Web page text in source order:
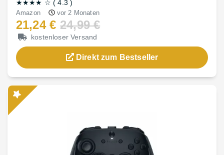
★★★★ ☆ (4.3 )
Amazon vor 2 Monaten
21,24 € 24,99 €
kostenloser Versand
Direkt zum Bestseller